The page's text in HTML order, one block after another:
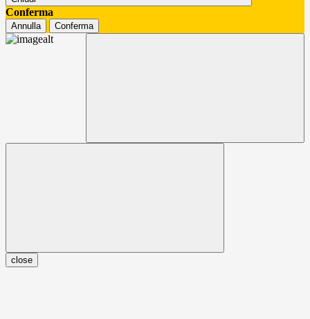
Conferma
Annulla Conferma
close